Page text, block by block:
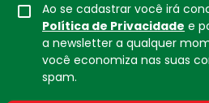
Ao se cadastrar você irá
Política de Privacidade e
a newsletter a qualquer
você economiza nas suas
spam.